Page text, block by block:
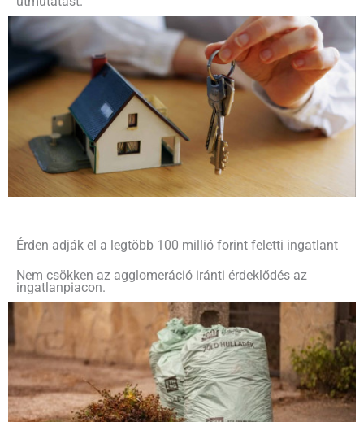
Érden adják el a legtöbb 100 millió forint feletti ingatlant
Nem csökken az agglomeráció iránti érdeklődés az
ingatlanpiacon.